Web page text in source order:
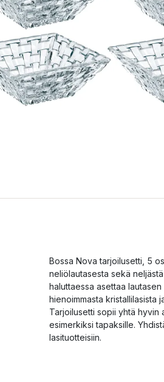
Bossa Nova tarjoilusetti, 5
neliölautasesta sekä
haluttaessa asettaa
hienoimmasta kristallilasista
Tarjoilusetti sopii yhtä hyvin
esimerkiksi tapaksille.
lasituotteisiin.